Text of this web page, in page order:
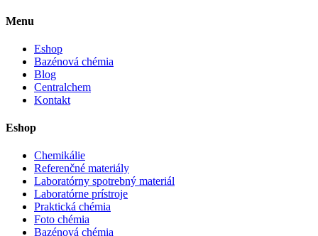
Menu
Eshop
Bazénová chémia
Blog
Centralchem
Kontakt
Eshop
Chemikálie
Referenčné materiály
Laboratórny spotrebný materiál
Laboratórne prístroje
Praktická chémia
Foto chémia
Bazénová chémia